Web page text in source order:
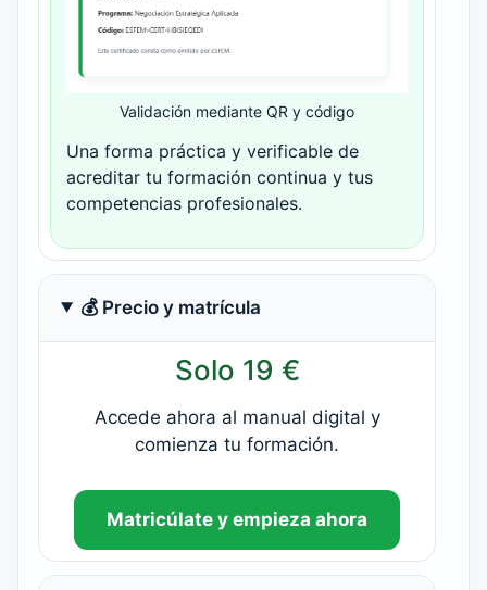
Validación mediante QR y código
Una forma práctica y verificable de
acreditar tu formación continua y tus
competencias profesionales.
💰 Precio y matrícula
Solo 19 €
Accede ahora al manual digital y
comienza tu formación.
Matricúlate y empieza ahora